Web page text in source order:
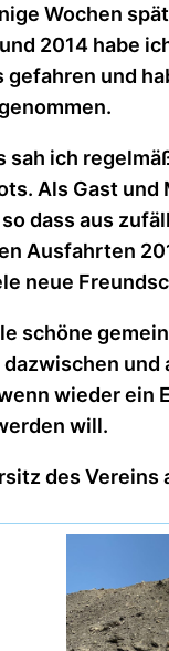
Wochen
2014 habe
und
sah ich
Als Gast und
dass aus
Ausfahrten
neue
schöne
und
wieder ein
will.
des Vereins